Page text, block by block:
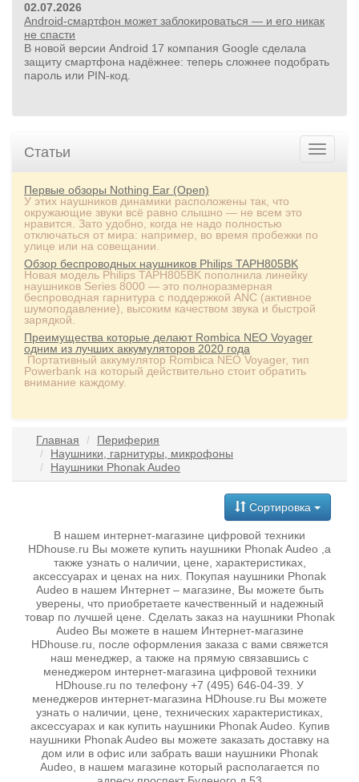
02.07.2026
Android-смартфон может заблокироваться — и его никак
не спасти
В новой версии Android 17 компания Google сделала
защиту смартфона надёжнее: теперь сложнее подобрать
пароль или PIN‑код.
Статьи
Первые обзоры Nothing Ear (Open)
У этих наушников динамики расположены так, что
окружающие звуки всё равно слышно — не всем это
нравится. Зато удобно, когда не надо полностью
отключаться от мира: например, во время пробежки по
улице или на совещании.
Обзор беспроводных наушников Philips TAPH805BK
Новая модель Philips TAPH805BK пополнила линейку
наушников Series 8000 — это полноразмерная
беспроводная гарнитура с поддержкой ANC (активное
шумоподавление), высоким качеством звука и быстрой
зарядкой.
Преимущества которые делают Rombica NEO Voyager
одним из лучших аккумуляторов 2020 года
Портативный аккумулятор Rombica NEO Voyager, тип
Powerbank на который действительно стоит обратить
внимание каждому.
Главная
Периферия
Наушники, гарнитуры, микрофоны
Наушники Phonak Audeo
Сортировка
В нашем интернет-магазине цифровой техники
HDhouse.ru Вы можете купить наушники Phonak Audeo ,а
также узнать о наличии, цене, характеристиках,
аксессуарах и ценах на них. Покупая наушники Phonak
Audeo в нашем Интернет – магазине, Вы можете быть
уверены, что приобретаете качественный и надежный
товар по лучшей цене. Сделать заказ на наушники Phonak
Audeo Вы можете в нашем Интернет-магазине
HDhouse.ru, после оформления заказа с вами свяжется
наш менеджер, а также на прямую связавшись с
менеджером интернет-магазина цифровой техники
HDhouse.ru по телефону +7 (495) 646-04-39. У
менеджеров интернет-магазина HDhouse.ru Вы можете
узнать о наличии, цене, технических характеристиках,
аксессуарах и как купить наушники Phonak Audeo. Купив
наушники Phonak Audeo вы можете заказать доставку на
дом или в офис или забрать ваши наушники Phonak
Audeo, в нашем магазине который располагается по